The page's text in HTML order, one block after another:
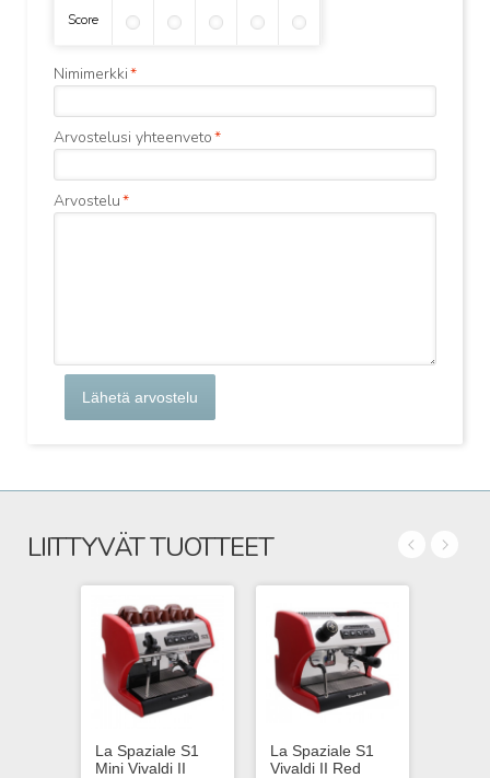
Score
*
Nimimerkki
*
Arvostelusi yhteenveto
*
Arvostelu
Lähetä arvostelu
LIITTYVÄT TUOTTEET
La Spaziale S1
Mini Vivaldi II
La Spaziale S1
Vivaldi II Red